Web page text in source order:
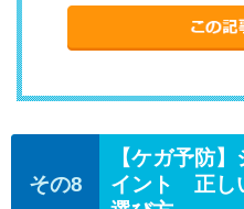
【ケガ予防
イント 正し